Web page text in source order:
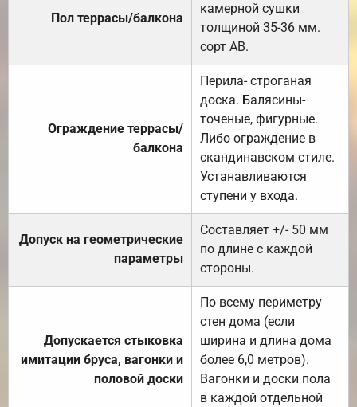
Пол террасы/балкона
камерной сушки
толщиной 35-36 мм.
сорт АВ.
Ограждение террасы/
балкона
Перила- строганая
доска. Балясины-
точеные, фигурные.
Либо ограждение в
скандинавском стиле.
Устанавливаются
ступени у входа.
Допуск на геометрические
параметры
Составляет +/- 50 мм
по длине с каждой
стороны.
Допускается стыковка
имитации бруса, вагонки и
половой доски
По всему периметру
стен дома (если
ширина и длина дома
более 6,0 метров).
Вагонки и доски пола
в каждой отдельной